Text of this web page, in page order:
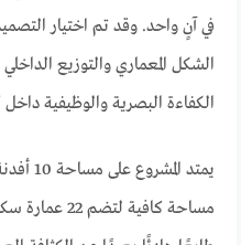
في آنٍ واحد. وقد تم اختيار
الشكل المعماري والتوزيع
الكفاءة البصرية والوظيفية
يمتد
مساحة كافية